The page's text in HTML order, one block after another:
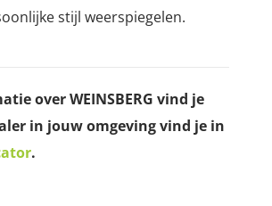
stijl weerspiegelen.
over WEINSBERG vind je
in jouw omgeving vind je in
.